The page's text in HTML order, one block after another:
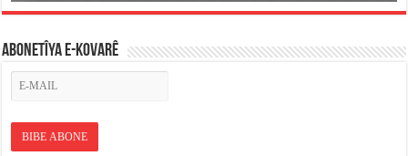
ABONETÎYA E-KOVARÊ